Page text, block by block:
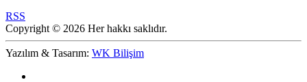
RSS
Copyright © 2026 Her hakkı saklıdır.
Yazılım & Tasarım: WK Bilişim